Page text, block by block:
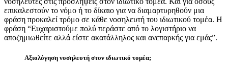
επικαλεστούν το νόμο ή το δίκαιο για να διαμαρτυρηθούν μια
φράση προκαλεί τρόμο σε κάθε νοσηλευτή του ιδιωτικού τομέα. Η
φράση “Ευχαριστούμε πολύ περάστε από το λογιστήριο να
αποζημιωθείτε αλλά είστε ακατάλληλος και ανεπαρκής για εμάς”.
Αξιολόγηση νοσηλευτή στον ιδιωτικό τομέα;